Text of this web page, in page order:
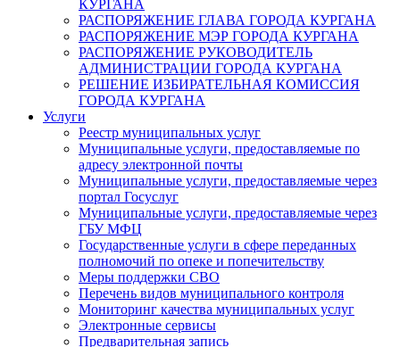
КУРГАНА
РАСПОРЯЖЕНИЕ ГЛАВА ГОРОДА КУРГАНА
РАСПОРЯЖЕНИЕ МЭР ГОРОДА КУРГАНА
РАСПОРЯЖЕНИЕ РУКОВОДИТЕЛЬ
АДМИНИСТРАЦИИ ГОРОДА КУРГАНА
РЕШЕНИЕ ИЗБИРАТЕЛЬНАЯ КОМИССИЯ
ГОРОДА КУРГАНА
Услуги
Реестр муниципальных услуг
Муниципальные услуги, предоставляемые по
адресу электронной почты
Муниципальные услуги, предоставляемые через
портал Госуслуг
Муниципальные услуги, предоставляемые через
ГБУ МФЦ
Государственные услуги в сфере переданных
полномочий по опеке и попечительству
Меры поддержки СВО
Перечень видов муниципального контроля
Мониторинг качества муниципальных услуг
Электронные сервисы
Предварительная запись